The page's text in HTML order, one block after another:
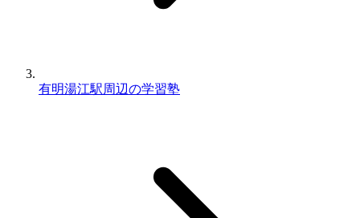
有明湯江駅周辺の学習塾